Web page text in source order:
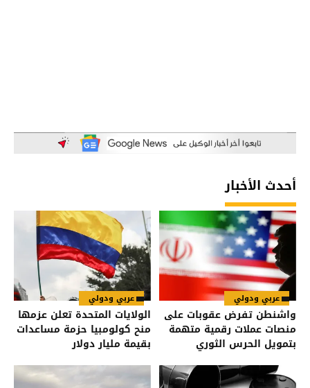
أحدث الأخبار
عربي ودولي
واشنطن تفرض عقوبات على
منصات عملات رقمية متهمة
بتمويل الحرس الثوري
عربي ودولي
الولايات المتحدة تعلن عزمها
منح كولومبيا حزمة مساعدات
بقيمة مليار دولار